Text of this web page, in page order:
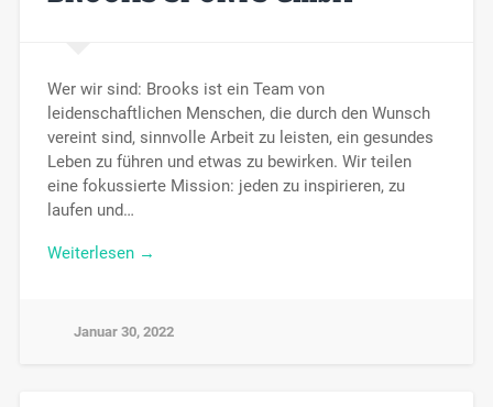
Wer wir sind: Brooks ist ein Team von
leidenschaftlichen Menschen, die durch den Wunsch
vereint sind, sinnvolle Arbeit zu leisten, ein gesundes
Leben zu führen und etwas zu bewirken. Wir teilen
eine fokussierte Mission: jeden zu inspirieren, zu
laufen und…
Weiterlesen →
Januar 30, 2022